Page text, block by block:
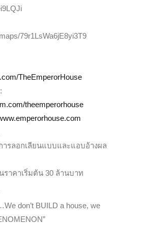
79r1LsWa6jE8yi3T9
TheEmperorHouse
theemperorhouse
ารลอกเลียนแบบและแอบอ้างผล
ราคาเริ่มต้น 30 ล้านบาท
don’t BUILD a house, we